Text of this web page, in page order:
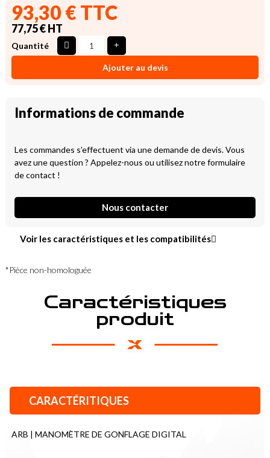
93,30 € TTC
77,75 € HT
Quantité
Ajouter au devis
Informations de commande
Les commandes s’effectuent via une demande de devis. Vous
avez une question ? Appelez-nous ou utilisez notre formulaire
de contact !
Nous contacter
Voir les caractéristiques et les compatibilités
*Pièce non-homologuée
Caractéristiques
produit
CARACTÉRITIQUES
ARB | MANOMÈTRE DE GONFLAGE DIGITAL